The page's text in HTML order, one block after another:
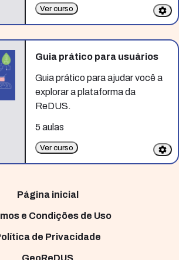
Ver curso
Guia prático para usuários
Guia prático para ajudar você a
explorar a plataforma da
ReDUS.
5 aulas
Ver curso
Página inicial
e Condições de Uso
de Privacidade